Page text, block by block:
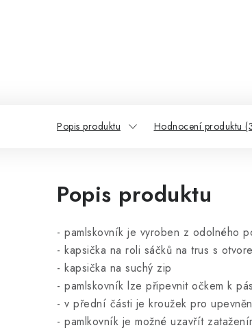
Popis produktu Hodnocení produktu
Popis produktu
- pamlskovník je vyroben z odolného
- kapsička na roli sáčků na trus s
- kapsička na suchý zip
- pamlskovník lze připevnit očkem k
- v přední části je kroužek pro
- pamlkovník je možné uzavřít